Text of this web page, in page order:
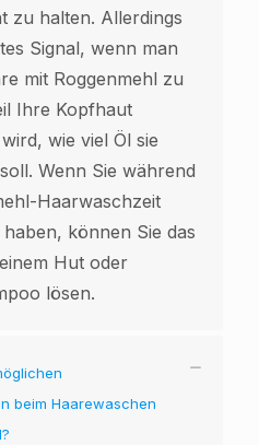
zu halten. Allerdings
Signal, wenn man
mit Roggenmehl zu
Ihre Kopfhaut
wie viel Öl sie
Wenn Sie während
Haarwaschzeit
können Sie das
Hut oder
lösen.
beim Haarewaschen